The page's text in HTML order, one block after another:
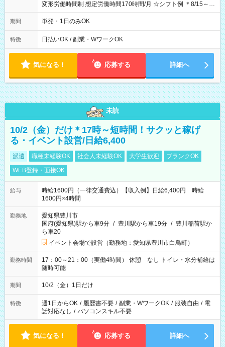
変形労働時間制 想定労働時間170時間/月 ☆シフト例 ＊8/15～
10/26 全日共通 08：00～12：00 17：00～21：00 ＊8/31
～9/19のみ下記シフトもあります！ 12：00～16：00 ＊9/6～
00
期間 単発・1日のみOK
特徴 日払いOK / 副業・WワークOK
気になる！ 応募する 詳細へ
未読
10/2（金）だけ＊17時～短時間！サクッと稼げ
る・イベント設営/日給6,400
派遣 職種未経験OK 社会人未経験OK 大学生歓迎
ブランクOK
WEB登録・面接OK
給与
時給1600円（一律交通費込）【収入例】日給6,400円 時給
1600円×4時間
勤務地
愛知県豊川市
国府(愛知県)駅から車9分 / 豊川駅から車19分 / 豊川稲荷駅か
ら車20
イベント会場で設営（勤務地：愛知県豊川市白鳥町）
勤務時間
17：00～21：00（実働4時間） 休憩 なし トイレ・水分補給は
随時可能
期間 10/2（金）1日だけ
特徴 週1日からOK / 履歴書不要 / 副業・WワークOK / 服装自由 / 電
話対応なし / パソコンスキル不要
気になる！ 応募する 詳細へ